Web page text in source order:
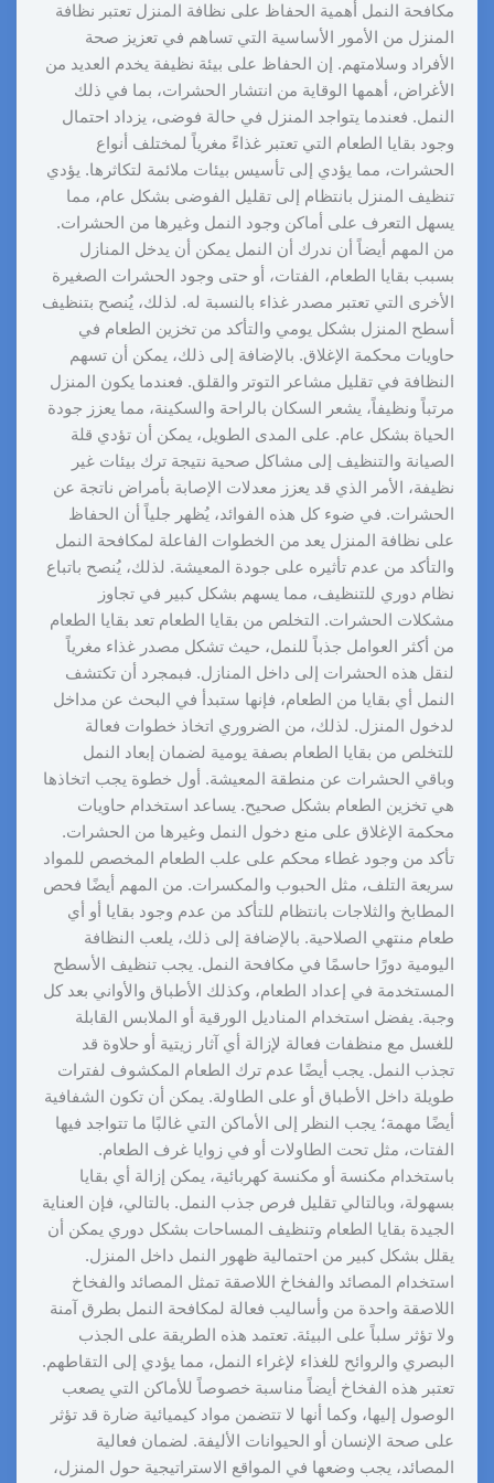
مكافحة النمل أهمية الحفاظ على نظافة المنزل تعتبر نظافة
المنزل من الأمور الأساسية التي تساهم في تعزيز صحة
الأفراد وسلامتهم. إن الحفاظ على بيئة نظيفة يخدم العديد من
الأغراض، أهمها الوقاية من انتشار الحشرات، بما في ذلك
النمل. فعندما يتواجد المنزل في حالة فوضى، يزداد احتمال
وجود بقايا الطعام التي تعتبر غذاءً مغرياً لمختلف أنواع
الحشرات، مما يؤدي إلى تأسيس بيئات ملائمة لتكاثرها. يؤدي
تنظيف المنزل بانتظام إلى تقليل الفوضى بشكل عام، مما
يسهل التعرف على أماكن وجود النمل وغيرها من الحشرات.
من المهم أيضاً أن ندرك أن النمل يمكن أن يدخل المنازل
بسبب بقايا الطعام، الفتات، أو حتى وجود الحشرات الصغيرة
الأخرى التي تعتبر مصدر غذاء بالنسبة له. لذلك، يُنصح بتنظيف
أسطح المنزل بشكل يومي والتأكد من تخزين الطعام في
حاويات محكمة الإغلاق. بالإضافة إلى ذلك، يمكن أن تسهم
النظافة في تقليل مشاعر التوتر والقلق. فعندما يكون المنزل
مرتباً ونظيفاً، يشعر السكان بالراحة والسكينة، مما يعزز جودة
الحياة بشكل عام. على المدى الطويل، يمكن أن تؤدي قلة
الصيانة والتنظيف إلى مشاكل صحية نتيجة ترك بيئات غير
نظيفة، الأمر الذي قد يعزز معدلات الإصابة بأمراض ناتجة عن
الحشرات. في ضوء كل هذه الفوائد، يُظهر جلياً أن الحفاظ
على نظافة المنزل يعد من الخطوات الفاعلة لمكافحة النمل
والتأكد من عدم تأثيره على جودة المعيشة. لذلك، يُنصح باتباع
نظام دوري للتنظيف، مما يسهم بشكل كبير في تجاوز
مشكلات الحشرات. التخلص من بقايا الطعام تعد بقايا الطعام
من أكثر العوامل جذباً للنمل، حيث تشكل مصدر غذاء مغرياً
لنقل هذه الحشرات إلى داخل المنازل. فبمجرد أن تكتشف
النمل أي بقايا من الطعام، فإنها ستبدأ في البحث عن مداخل
لدخول المنزل. لذلك، من الضروري اتخاذ خطوات فعالة
للتخلص من بقايا الطعام بصفة يومية لضمان إبعاد النمل
وباقي الحشرات عن منطقة المعيشة. أول خطوة يجب اتخاذها
هي تخزين الطعام بشكل صحيح. يساعد استخدام حاويات
محكمة الإغلاق على منع دخول النمل وغيرها من الحشرات.
تأكد من وجود غطاء محكم على علب الطعام المخصص للمواد
سريعة التلف، مثل الحبوب والمكسرات. من المهم أيضًا فحص
المطابخ والثلاجات بانتظام للتأكد من عدم وجود بقايا أو أي
طعام منتهي الصلاحية. بالإضافة إلى ذلك، يلعب النظافة
اليومية دورًا حاسمًا في مكافحة النمل. يجب تنظيف الأسطح
المستخدمة في إعداد الطعام، وكذلك الأطباق والأواني بعد كل
وجبة. يفضل استخدام المناديل الورقية أو الملابس القابلة
للغسل مع منظفات فعالة لإزالة أي آثار زيتية أو حلاوة قد
تجذب النمل. يجب أيضًا عدم ترك الطعام المكشوف لفترات
طويلة داخل الأطباق أو على الطاولة. يمكن أن تكون الشفافية
أيضًا مهمة؛ يجب النظر إلى الأماكن التي غالبًا ما تتواجد فيها
الفتات، مثل تحت الطاولات أو في زوايا غرف الطعام.
باستخدام مكنسة أو مكنسة كهربائية، يمكن إزالة أي بقايا
بسهولة، وبالتالي تقليل فرص جذب النمل. بالتالي، فإن العناية
الجيدة بقايا الطعام وتنظيف المساحات بشكل دوري يمكن أن
يقلل بشكل كبير من احتمالية ظهور النمل داخل المنزل.
استخدام المصائد والفخاخ اللاصقة تمثل المصائد والفخاخ
اللاصقة واحدة من وأساليب فعالة لمكافحة النمل بطرق آمنة
ولا تؤثر سلباً على البيئة. تعتمد هذه الطريقة على الجذب
البصري والروائح للغذاء لإغراء النمل، مما يؤدي إلى التقاطهم.
تعتبر هذه الفخاخ أيضاً مناسبة خصوصاً للأماكن التي يصعب
الوصول إليها، وكما أنها لا تتضمن مواد كيميائية ضارة قد تؤثر
على صحة الإنسان أو الحيوانات الأليفة. لضمان فعالية
المصائد، يجب وضعها في المواقع الاستراتيجية حول المنزل،